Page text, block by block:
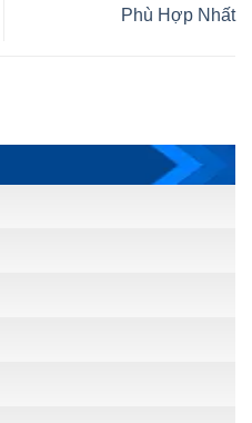
Phù Hợp Nhất